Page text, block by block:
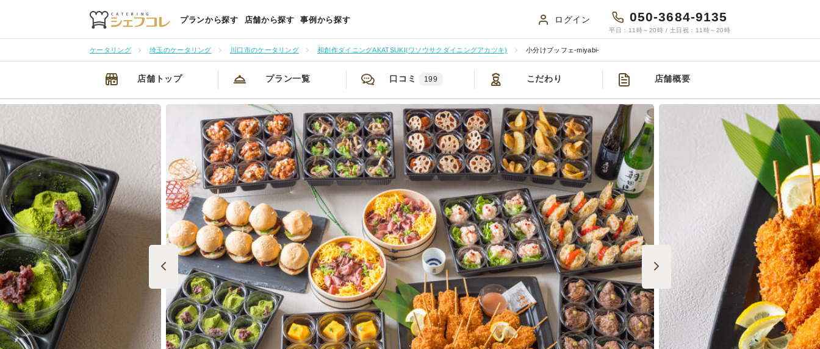
プランから探す 店舗から探す 事例から探す ログイン 050-3684-9135
平日：11時～20時 / 土日祝：11時～20時
ケータリング 埼玉のケータリング 川口市のケータリング 和創作ダイニングAKATSUKI(ワソウサクダイニングアカツキ) 小分けブッフェ-miyabi-
店舗トップ プラン一覧 口コミ 199 こだわり 店舗概要